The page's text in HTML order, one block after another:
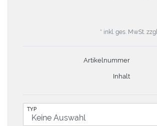
* inkl. ges. MwSt. zzgl.
Artikelnummer
Inhalt
TYP